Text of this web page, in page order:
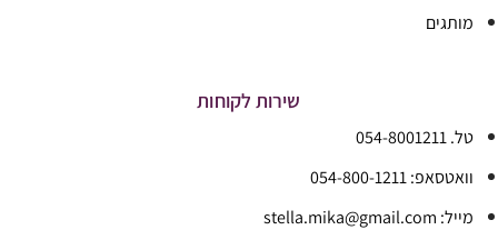
מותגים
שירות לקוחות
טל. 054-8001211
וואטסאפ: 054-800-1211
מייל: stella.mika@gmail.com